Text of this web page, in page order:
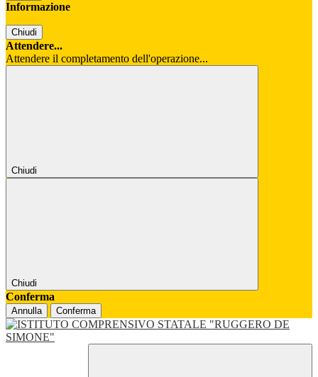
Informazione
Chiudi
Attendere...
Attendere il completamento dell'operazione...
Chiudi
Chiudi
Conferma
Annulla Conferma